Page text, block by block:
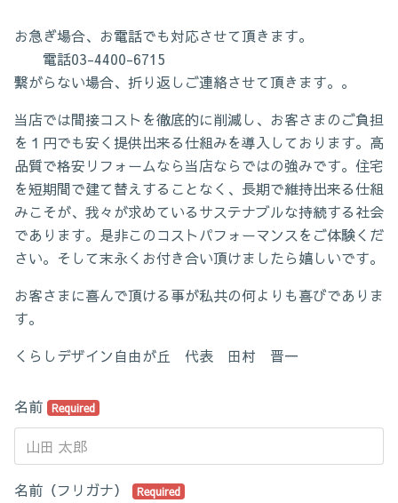
お急ぎ場合、お電話でも対応させて頂きます。
電話03-4400-6715
繋がらない場合、折り返しご連絡させて頂きます。。
当店では間接コストを徹底的に削減し、お客さまのご負担
を１円でも安く提供出来る仕組みを導入しております。高
品質で格安リフォームなら当店ならではの強みです。住宅
を短期間で建て替えすることなく、長期で維持出来る仕組
みこそが、我々が求めているサステナブルな持続する社会
であります。是非このコストパフォーマンスをご体験くだ
さい。そして末永くお付き合い頂けましたら嬉しいです。
お客さまに喜んで頂ける事が私共の何よりも喜びでありま
す。
くらしデザイン自由が丘 代表 田村 晋一
名前 Required
名前（フリガナ） Required